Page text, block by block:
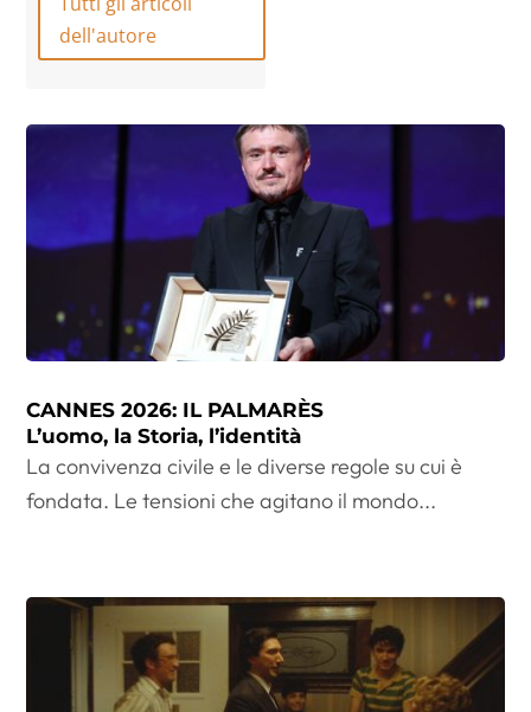
dell'autore
CANNES 2026: IL PALMARÈS
L’uomo, la Storia, l’identità
La convivenza civile e le diverse regole su cui è
fondata. Le tensioni che agitano il mondo...